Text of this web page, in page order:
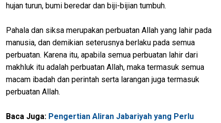
hujan turun, bumi beredar dan biji-bijian tumbuh.
Pahala dan siksa merupakan perbuatan Allah yang lahir pada
manusia, dan demikian seterusnya berlaku pada semua
perbuatan. Karena itu, apabila semua perbuatan lahir dari
makhluk itu adalah perbuatan Allah, maka termasuk semua
macam ibadah dan perintah serta larangan juga termasuk
perbuatan Allah.
Baca Juga: Pengertian Aliran Jabariyah yang Perlu